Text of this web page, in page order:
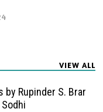
VIEW ALL
by Rupinder S. Brar